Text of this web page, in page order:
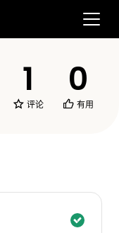
1
评论
0
有用